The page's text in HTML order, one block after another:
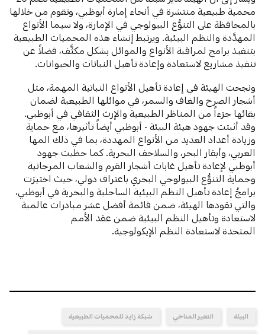
محمية طبيعية منتشرة في أنحاء إمارة أبوظبي، وتقوم من خلالها
بالمحافظة على التنوُّع البيولوجي في الإمارة، ولا سيما الأنواع
المهدَّدة والنظم البيئية. ويرتبط إنشاء هذه المحميات الطبيعية
بتنفيذ برامج لمراقبة الأنواع والموائل بشكل مكثَّف، فضلاً عن
تنفيذ مشاريع لاستعادة وإعادة تأهيل النباتات والحيوانات.
ونجحت الهيئة في إعادة تأهيل الأنواع النباتية المهمة، مثل
أشجار الصرح والغاف والسمر، في موائلها الطبيعية لضمان
بقائها جزءاً من المناظر الطبيعية والإرث الثقافي في أبوظبي.
وقد أثبتت جهود هيئة البيئة - أبوظبي أيضاً تأثيرها، مع حماية
وزيادة أعداد العديد من الأنواع المهددة، بما في ذلك المها
العربي، وأبقار البحر، والسلاحف البحرية. كما حظيت جهود
أبوظبي لإعادة تأهيل غابات أشجار القرم والشعاب المرجانية
وحماية التنوُّع البيولوجي البحري باعتراف دولي، حيث اختيرَت
برامجُ إعادة تأهيل النظم البيئية الساحلية والبحرية في أبوظبي،
والتي تقودها الهيئة، ضمن قائمة أفضل عشر مبادرات عالمية
لاستعادة وتأهيل النظم البيئية ضمن عقد الأمم
المتحدة لاستعادة النظم الإيكولوجية.
البيئة التغير المناخي شبكة زايد للمحميات الطبيعية